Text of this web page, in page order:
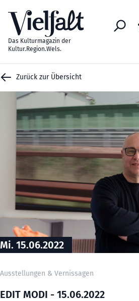
Das Kulturmagazin der
Kultur.Region.Wels.
Zurück zur Übersicht
Mi. 15.06.2022
Ausstellungen & Vernissagen
EDIT MODI - 15.06.2022